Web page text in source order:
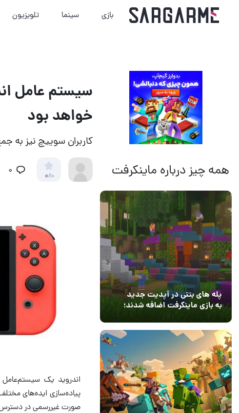
بازی سینما تلویزیون
همه چیز درباره ماینکرفت
پله های بتنی در آپدیت جدید
به بازی ماینکرفت اضافه شدند؛
سیستم عامل
خواهد بود
کاربران سوییچ نیز به
0/10 ۰
اندروید یک
پیاده‌سازی ایده‌های
صورت غیررسمی در دسترس